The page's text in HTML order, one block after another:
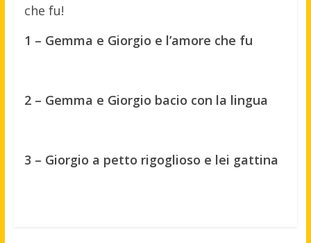
che fu!
1 – Gemma e Giorgio e l’amore che fu
2 – Gemma e Giorgio bacio con la lingua
3 – Giorgio a petto rigoglioso e lei gattina